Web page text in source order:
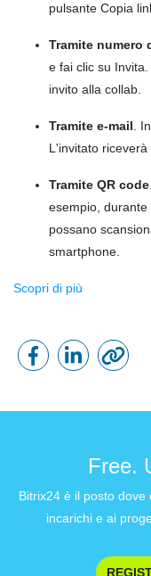
pulsante Copia
Tramite numero
e fai clic su
invito alla collab.
Tramite e-mail.
L'invitato riceverà
Tramite QR code
esempio,
possano
smartphone.
Scopri di più
Free.
Bitrix24 è il posto
incarichi e ai